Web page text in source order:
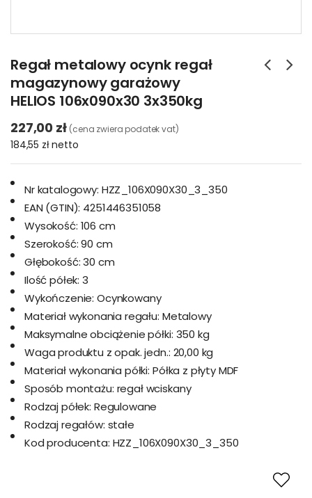
Regał metalowy ocynk regał
magazynowy garażowy
HELIOS 106x090x30 3x350kg
227,00 zł (cena zwiera podatek vat)
184,55 złnetto
Nr katalogowy: HZZ_106X090X30_3_350
EAN (GTIN): 4251446351058
Wysokość: 106 cm
Szerokość: 90 cm
Głębokość: 30 cm
Ilość półek: 3
Wykończenie: Ocynkowany
Materiał wykonania regału: Metalowy
Maksymalne obciążenie półki: 350 kg
Waga produktu z opak. jedn.: 20,00 kg
Materiał wykonania półki: Półka z płyty MDF
Sposób montażu: regał wciskany
Rodzaj półek: Regulowane
Rodzaj regałów: stałe
Kod producenta: HZZ_106X090X30_3_350